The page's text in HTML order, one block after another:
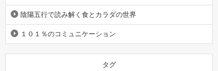
陰陽五行で読み解く食とカラダの世界
１０１％のコミュニケーション
タグ